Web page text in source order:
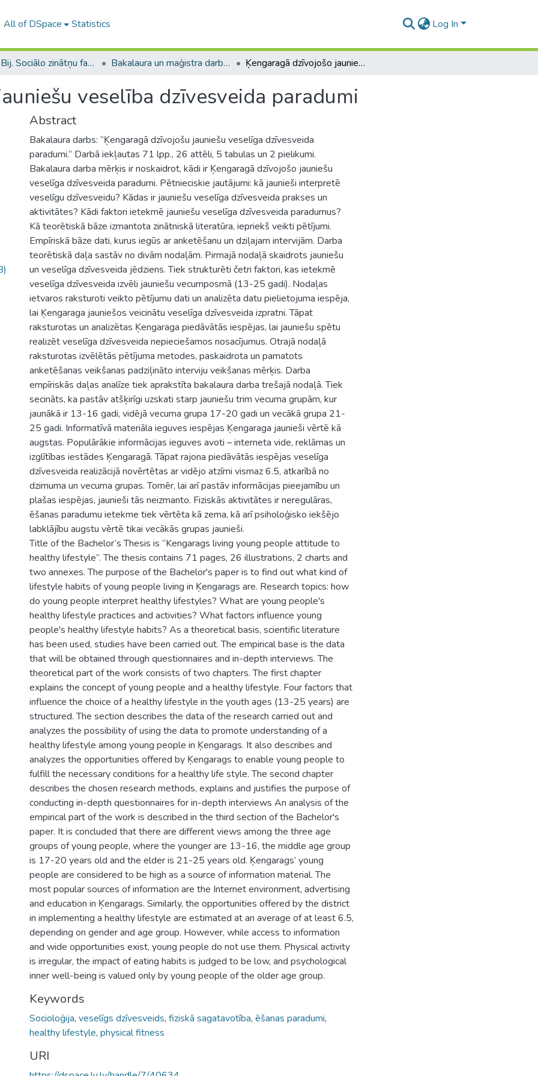
All of DSpace Statistics Log In
B --- Bij. Sociālo zinātņu fakultātes noslēguma darbi / Faculty of Social Sciences - Graduate works Bakalaura un maģistra darbi (SZF) / Bachelor's and Master's theses Ķengaragā dzīvojošo jauniešu veselība dzīvesveida paradumi
veselība dzīvesveida paradumi
Abstract
Bakalaura darbs: “Ķengaragā dzīvojošu jauniešu veselīga dzīvesveida
paradumi.” Darbā iekļautas 71 lpp., 26 attēli, 5 tabulas un 2 pielikumi.
Bakalaura darba mērķis ir noskaidrot, kādi ir Ķengaragā dzīvojošo jauniešu
veselīga dzīvesveida paradumi. Pētnieciskie jautājumi: kā jaunieši interpretē
veselīgu dzīvesveidu? Kādas ir jauniešu veselīga dzīvesveida prakses un
aktivitātes? Kādi faktori ietekmē jauniešu veselīga dzīvesveida paradumus?
Kā teorētiskā bāze izmantota zinātniskā literatūra, iepriekš veikti pētījumi.
Empīriskā bāze dati, kurus iegūs ar anketēšanu un dziļajam intervijām. Darba
teorētiskā daļa sastāv no divām nodaļām. Pirmajā nodaļā skaidrots jauniešu
un veselīga dzīvesveida jēdziens. Tiek strukturēti četri faktori, kas ietekmē
veselīga dzīvesveida izvēli jauniešu vecumposmā (13-25 gadi). Nodaļas
ietvaros raksturoti veikto pētījumu dati un analizēta datu pielietojuma iespēja,
lai Ķengaraga jauniešos veicinātu veselīga dzīvesveida izpratni. Tāpat
raksturotas un analizētas Ķengaraga piedāvātās iespējas, lai jauniešu spētu
realizēt veselīga dzīvesveida nepieciešamos nosacījumus. Otrajā nodaļā
raksturotas izvēlētās pētījuma metodes, paskaidrota un pamatots
anketēšanas veikšanas padziļināto interviju veikšanas mērķis. Darba
empīriskās daļas analīze tiek aprakstīta bakalaura darba trešajā nodaļā. Tiek
secināts, ka pastāv atšķirīgi uzskati starp jauniešu trim vecuma grupām, kur
jaunākā ir 13-16 gadi, vidējā vecuma grupa 17-20 gadi un vecākā grupa 21-
25 gadi. Informatīvā materiāla ieguves iespējas Ķengaraga jaunieši vērtē kā
augstas. Populārākie informācijas ieguves avoti – interneta vide, reklāmas un
izglītības iestādes Ķengaragā. Tāpat rajona piedāvātās iespējas veselīga
dzīvesveida realizācijā novērtētas ar vidējo atzīmi vismaz 6.5, atkarībā no
dzimuma un vecuma grupas. Tomēr, lai arī pastāv informācijas pieejamību un
plašas iespējas, jaunieši tās neizmanto. Fiziskās aktivitātes ir neregulāras,
ēšanas paradumu ietekme tiek vērtēta kā zema, kā arī psiholoģisko iekšējo
labklājību augstu vērtē tikai vecākās grupas jaunieši.
Title of the Bachelor’s Thesis is “Kengarags living young people attitude to
healthy lifestyle”. The thesis contains 71 pages, 26 illustrations, 2 charts and
two annexes. The purpose of the Bachelor's paper is to find out what kind of
lifestyle habits of young people living in Ķengarags are. Research topics: how
do young people interpret healthy lifestyles? What are young people's
healthy lifestyle practices and activities? What factors influence young
people's healthy lifestyle habits? As a theoretical basis, scientific literature
has been used, studies have been carried out. The empirical base is the data
that will be obtained through questionnaires and in-depth interviews. The
theoretical part of the work consists of two chapters. The first chapter
explains the concept of young people and a healthy lifestyle. Four factors that
influence the choice of a healthy lifestyle in the youth ages (13-25 years) are
structured. The section describes the data of the research carried out and
analyzes the possibility of using the data to promote understanding of a
healthy lifestyle among young people in Ķengarags. It also describes and
analyzes the opportunities offered by Ķengarags to enable young people to
fulfill the necessary conditions for a healthy life style. The second chapter
describes the chosen research methods, explains and justifies the purpose of
conducting in-depth questionnaires for in-depth interviews An analysis of the
empirical part of the work is described in the third section of the Bachelor's
paper. It is concluded that there are different views among the three age
groups of young people, where the younger are 13-16, the middle age group
is 17-20 years old and the elder is 21-25 years old. Ķengarags’ young
people are considered to be high as a source of information material. The
most popular sources of information are the Internet environment, advertising
and education in Ķengarags. Similarly, the opportunities offered by the district
in implementing a healthy lifestyle are estimated at an average of at least 6.5,
depending on gender and age group. However, while access to information
and wide opportunities exist, young people do not use them. Physical activity
is irregular, the impact of eating habits is judged to be low, and psychological
inner well-being is valued only by young people of the older age group.
Keywords
Socioloģija, veselīgs dzīvesveids, fiziskā sagatavotība, ēšanas paradumi,
healthy lifestyle, physical fitness
URI